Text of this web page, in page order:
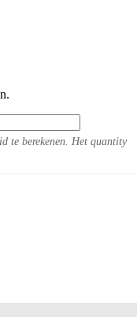
te berekenen. Het quantity